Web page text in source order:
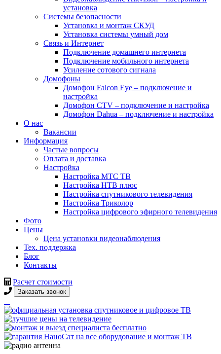
установка
Системы безопасности
Установка и монтаж СКУД
Установка системы умный дом
Связь и Интернет
Подключение домашнего интернета
Подключение мобильного интернета
Усиление сотового сигнала
Домофоны
Домофон Falcon Eye – подключение и
настройка
Домофон CTV – подключение и настройка
Домофон Dahua – подключение и настройка
О нас
Вакансии
Информация
Частые вопросы
Оплата и доставка
Настройка
Настройка МТС ТВ
Настройка НТВ плюс
Настройка спутникового телевидения
Настройка Триколор
Настройка цифрового эфирного телевидения
Фото
Цены
Цена установки видеонаблюдения
Тех. поддержка
Блог
Контакты
Расчет стоимости
Заказать звонок